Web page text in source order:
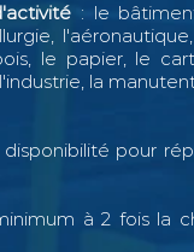
: le
le papier, le
la
pour
à 2 fois la